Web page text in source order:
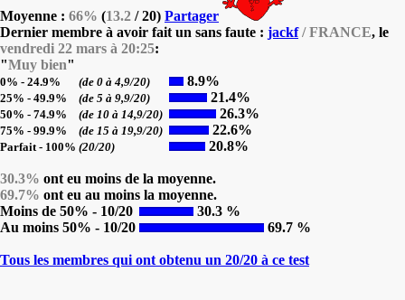
Moyenne : 66% (13.2 / 20) Partager
Dernier membre à avoir fait un sans faute : jackf/ FRANCE, le
vendredi 22 mars à 20:25:
"Muy bien"
0% - 24.9% (de 0 à 4,9/20) 8.9%
25% - 49.9% (de 5 à 9,9/20) 21.4%
50% - 74.9% (de 10 à 14,9/20) 26.3%
75% - 99.9% (de 15 à 19,9/20) 22.6%
Parfait - 100% (20/20) 20.8%
30.3% ont eu moins de la moyenne.
69.7% ont eu au moins la moyenne.
Moins de 50% - 10/20
30.3 %
Au moins 50% - 10/20
69.7 %
Tous les membres qui ont obtenu un 20/20 à ce test